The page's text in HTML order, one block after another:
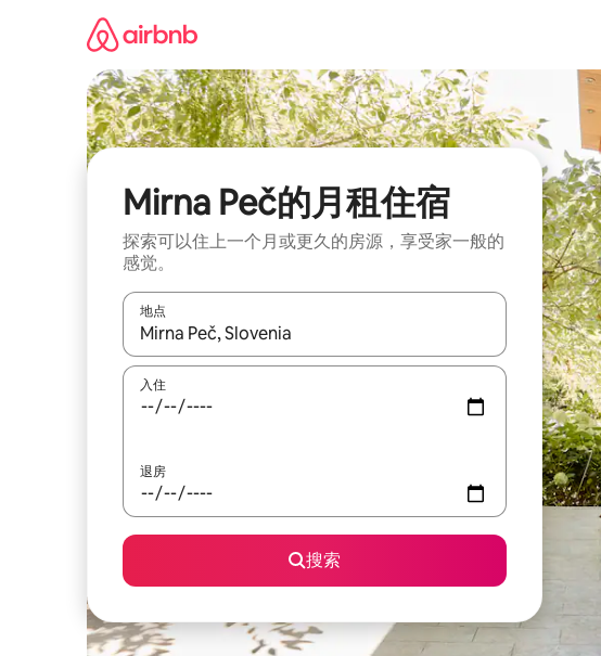
Mirna Peč的月租住宿
探索可以住上一个月或更久的房源，享受家一般的
感觉。
地点
如有搜索结果，请使用上下方向键查看，或通过点击或滑动手势浏览
入住
退房
搜索